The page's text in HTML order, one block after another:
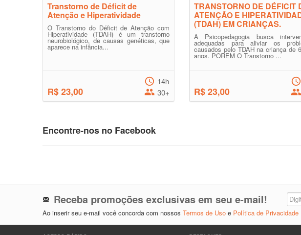
Transtorno de Déficit de
Atenção e Hiperatividade
O Transtorno do Déficit de Atenção com
Hiperatividade (TDAH) é um transtorno
neurobiológico, de causas genéticas, que
aparece na infância...
R$ 23,00
14h
30+
TRANSTORNO DE DÉFICIT
ATENÇÃO E
(TDAH) EM CRIANÇAS.
A Psicopedagogia busca
adequadas para aliviar os
causados pelo TDAH na criança de
anos. POREM O Transtorno ...
R$ 23,00
Encontre-nos no Facebook
Receba promoções exclusivas em seu e-mail!
Ao inserir seu e-mail você concorda com nossos Termos de Uso e Política de Privacidade